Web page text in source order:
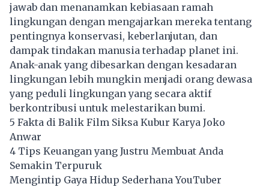
jawab dan menanamkan kebiasaan ramah
lingkungan dengan mengajarkan mereka tentang
pentingnya konservasi, keberlanjutan, dan
dampak tindakan manusia terhadap planet ini.
Anak-anak yang dibesarkan dengan kesadaran
lingkungan lebih mungkin menjadi orang dewasa
yang peduli lingkungan yang secara aktif
berkontribusi untuk melestarikan bumi.
5 Fakta di Balik Film Siksa Kubur Karya Joko
Anwar
4 Tips Keuangan yang Justru Membuat Anda
Semakin Terpuruk
Mengintip Gaya Hidup Sederhana YouTuber